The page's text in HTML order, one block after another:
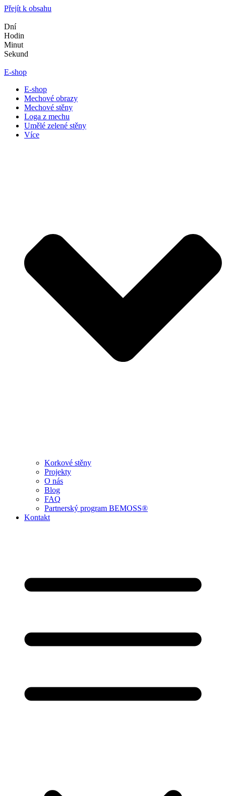
Přejít k obsahu
Dní
Hodin
Minut
Sekund
E-shop
E-shop
Mechové obrazy
Mechové stěny
Loga z mechu
Umělé zelené stěny
Více
Korkové stěny
Projekty
O nás
Blog
FAQ
Partnerský program BEMOSS®
Kontakt